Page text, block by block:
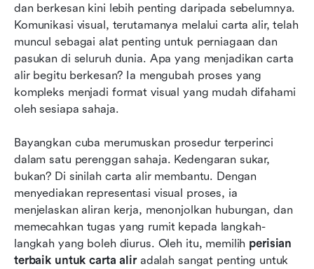
dan berkesan kini lebih penting daripada sebelumnya.
Komunikasi visual, terutamanya melalui carta alir, telah
muncul sebagai alat penting untuk perniagaan dan
pasukan di seluruh dunia. Apa yang menjadikan carta
alir begitu berkesan? Ia mengubah proses yang
kompleks menjadi format visual yang mudah difahami
oleh sesiapa sahaja.
Bayangkan cuba merumuskan prosedur terperinci
dalam satu perenggan sahaja. Kedengaran sukar,
bukan? Di sinilah carta alir membantu. Dengan
menyediakan representasi visual proses, ia
menjelaskan aliran kerja, menonjolkan hubungan, dan
memecahkan tugas yang rumit kepada langkah-
langkah yang boleh diurus. Oleh itu, memilih perisian
terbaik untuk carta alir adalah sangat penting untuk
Analisis perbandingan: Alat carta alir teratas
didedahkan
Amalan terbaik untuk penciptaan carta alir yang
berkesan
Melaksanakan perisian carta alir pilihan anda
Masa depan perisian carta alir
Kesimpulan
Soalan Lazim
Bacaan berkaitan